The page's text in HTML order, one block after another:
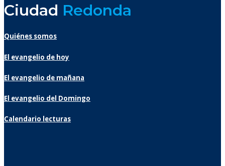
Ciudad Redonda
Quiénes somos
El evangelio de hoy
El evangelio de mañana
El evangelio del Domingo
Calendario lecturas